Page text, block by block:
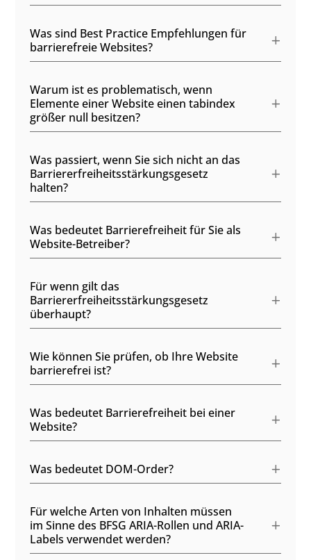
Was sind Best Practice Empfehlungen für
barrierefreie Websites?
Warum ist es problematisch, wenn
Elemente einer Website einen tabindex
größer null besitzen?
Was passiert, wenn Sie sich nicht an das
Barriererfreiheitsstärkungsgesetz
halten?
Was bedeutet Barrierefreiheit für Sie als
Website-Betreiber?
Für wenn gilt das
Barriererfreiheitsstärkungsgesetz
überhaupt?
Wie können Sie prüfen, ob Ihre Website
barrierefrei ist?
Was bedeutet Barrierefreiheit bei einer
Website?
Was bedeutet DOM-Order?
Für welche Arten von Inhalten müssen
im Sinne des BFSG ARIA-Rollen und ARIA-
Labels verwendet werden?